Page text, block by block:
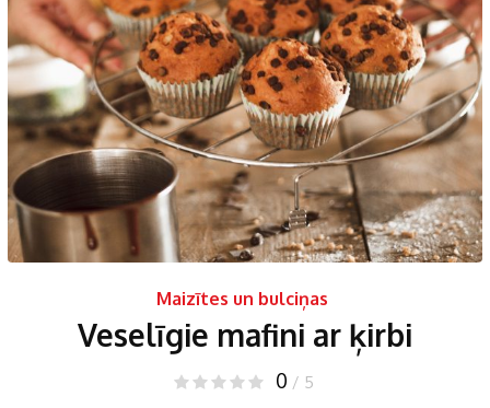
Maizītes un bulciņas
Veselīgie mafini ar ķirbi
0 / 5